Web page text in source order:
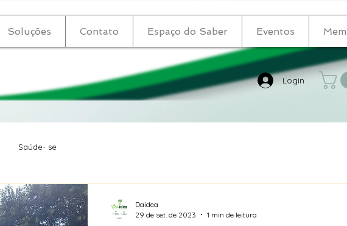
Soluções Contato Espaço do Saber Eventos
Login
Saúde- se
Daidea
29 de set. de 2023
1 min de leitura